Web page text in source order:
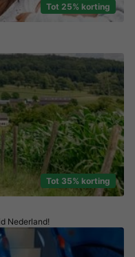
Tot 25% korting
Tot 35% korting
Nederland!